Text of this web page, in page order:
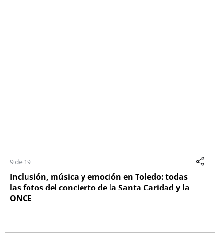
9 de 19
Inclusión, música y emoción en Toledo: todas
las fotos del concierto de la Santa Caridad y la
ONCE